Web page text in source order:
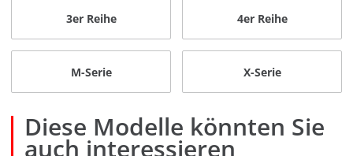
3er Reihe 4er Reihe
M-Serie X-Serie
Diese Modelle könnten Sie
auch interessieren